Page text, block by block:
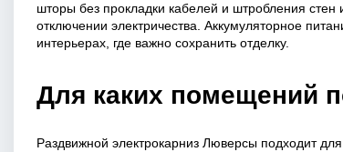
шторы без прокладки кабелей и штробления стен
отключении электричества. Аккумуляторное
интерьерах, где важно сохранить отделку.
Для каких помещений
Раздвижной электрокарниз Люверсы подходит